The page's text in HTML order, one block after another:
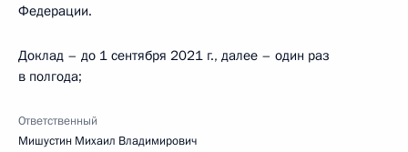
Федерации.
Доклад – до 1 сентября 2021 г., далее – один раз
в полгода;
Ответственный
Мишустин Михаил Владимирович